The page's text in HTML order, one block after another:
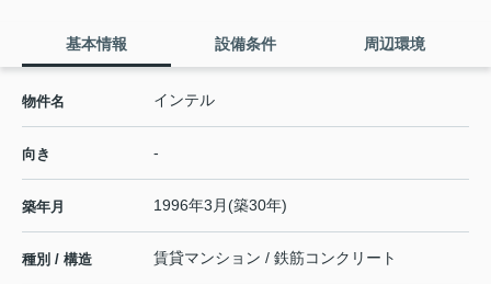
基本情報 設備条件 周辺環境
物件名 インテル
向き -
築年月 1996年3月(築30年)
種別 / 構造 賃貸マンション / 鉄筋コンクリート